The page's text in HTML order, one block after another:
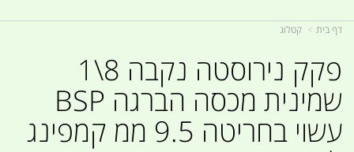
דף בית קטלוג
פקק נירוסטה נקבה 8\1
שמינית מכסה הברגה BSP
עשוי בחריטה 9.5 ממ קמפינג